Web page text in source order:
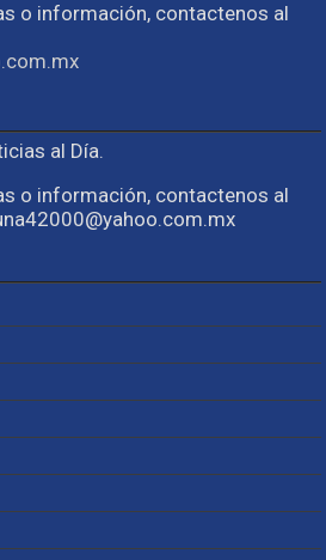
o información, contactenos al
al Día.
o información, contactenos al